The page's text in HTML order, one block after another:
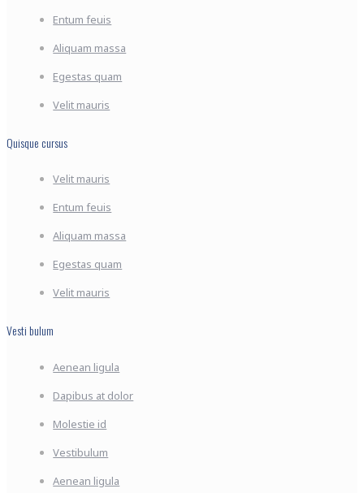
Entum feuis
Aliquam massa
Egestas quam
Velit mauris
Quisque cursus
Velit mauris
Entum feuis
Aliquam massa
Egestas quam
Velit mauris
Vesti bulum
Aenean ligula
Dapibus at dolor
Molestie id
Vestibulum
Aenean ligula